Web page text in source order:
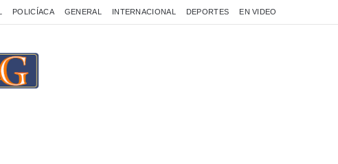
POLICÍACA GENERAL INTERNACIONAL DEPORTES EN VIDEO